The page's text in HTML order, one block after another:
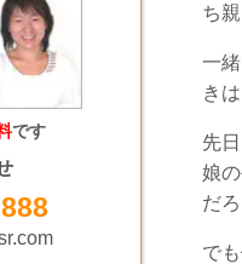
ち
一
き
先
娘
だ
で
です